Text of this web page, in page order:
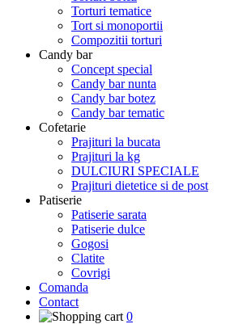
Torturi tematice
Tort si monoportii
Compozitii torturi
Candy bar
Concept special
Candy bar nunta
Candy bar botez
Candy bar tematic
Cofetarie
Prajituri la bucata
Prajituri la kg
DULCIURI SPECIALE
Prajituri dietetice si de post
Patiserie
Patiserie sarata
Patiserie dulce
Gogosi
Clatite
Covrigi
Comanda
Contact
0